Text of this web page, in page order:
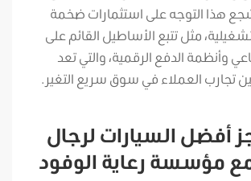
هذا التوجه على استثمارات ضخمة
مثل تتبع الأساطيل القائم على
وأنظمة الدفع الرقمية، والتي تعد
تجارب العملاء في سوق سريع التغير.
أفضل السيارات لرجال
مع مؤسسة رعاية الوفود